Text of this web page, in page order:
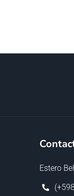
Estero